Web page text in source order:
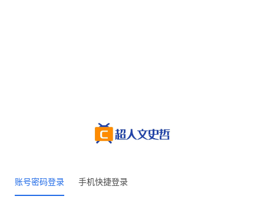
账号密码登录 手机快捷登录